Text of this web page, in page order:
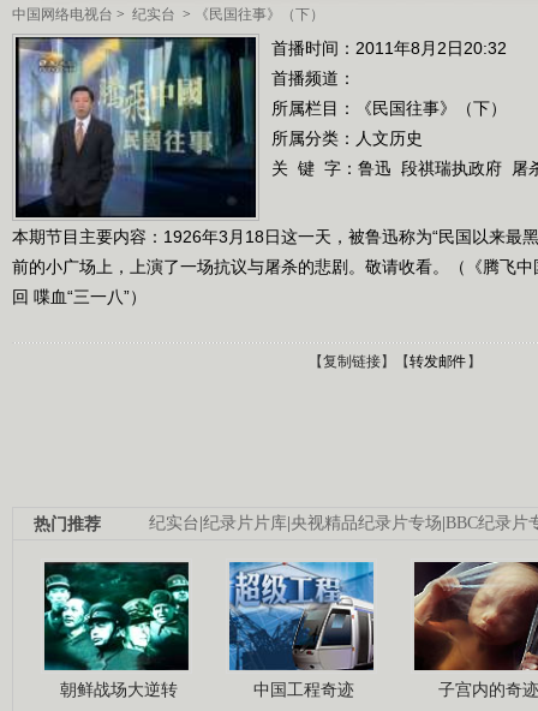
中国网络电视台 > 纪实台 > 《民国往事》（下）
首播时间：2011年8月2日20:32
首播频道：
所属栏目：
《民国往事》（下）
所属分类：人文历史
关 键 字： 鲁迅 段祺瑞执政府 屠
本期节目主要内容：1926年3月18日这一天，被鲁迅称为“民国以来最
前的小广场上，上演了一场抗议与屠杀的悲剧。敬请收看。（《腾飞
回 喋血“三一八”）
【复制链接】【转发邮件】
纪实台|纪录片片库|央视精品纪录片专场|BBC纪录片
热门推荐
朝鲜战场大逆转 中国工程奇迹 子宫内的奇迹